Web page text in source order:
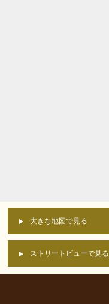
大きな地図で見る
ストリートビューで見る